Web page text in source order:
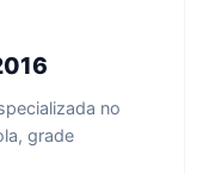
no
grade